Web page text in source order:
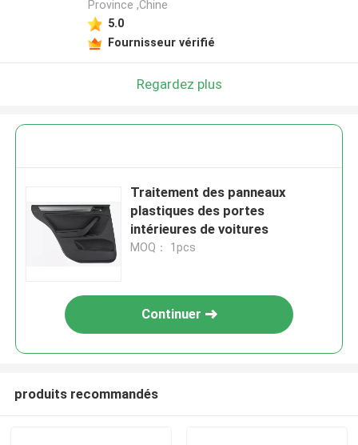
Province ,Chine
5.0
Fournisseur vérifié
Regardez plus
Traitement des panneaux
plastiques des portes
intérieures de voitures
MOQ： 1pcs
Continuer
produits recommandés